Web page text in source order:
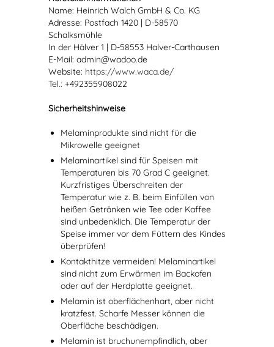
Name: Heinrich Walch GmbH & Co. KG
Adresse: Postfach 1420 | D-58570
Schalksmühle
In der Hälver 1 | D-58553 Halver-Carthausen
E-Mail: admin@wadoo.de
Website: https://www.waca.de/
Tel.: +492355908022
Sicherheitshinweise
Melaminprodukte sind nicht für die
Mikrowelle geeignet
Melaminartikel sind für Speisen mit
Temperaturen bis 70 Grad C geeignet.
Kurzfristiges Überschreiten der
Temperatur wie z. B. beim Einfüllen von
heißen Getränken wie Tee oder Kaffee
sind unbedenklich. Die Temperatur der
Speise immer vor dem Füttern des Kindes
überprüfen!
Kontakthitze vermeiden! Melaminartikel
sind nicht zum Erwärmen im Backofen
oder auf der Herdplatte geeignet.
Melamin ist oberflächenhart, aber nicht
kratzfest. Scharfe Messer können die
Oberfläche beschädigen.
Melamin ist bruchunempfindlich, aber